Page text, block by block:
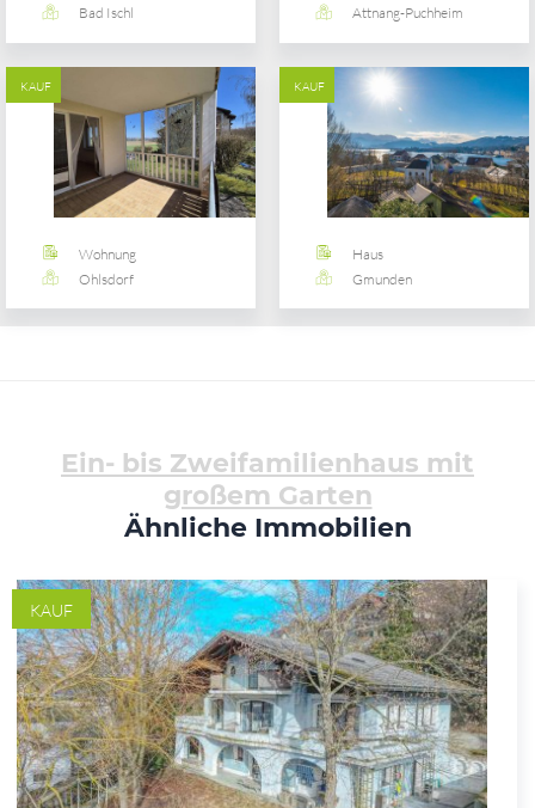
Bad Ischl
Attnang-Puchheim
KAUF
Wohnung
Ohlsdorf
KAUF
Haus
Gmunden
Ein- bis Zweifamilienhaus mit
großem Garten
Ähnliche Immobilien
KAUF